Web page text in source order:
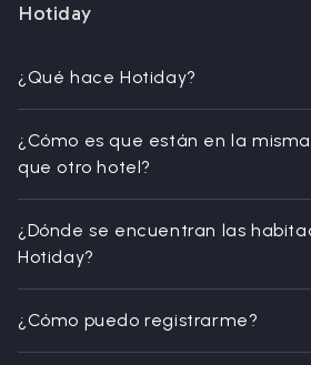
Hotiday
¿Qué hace Hotiday?
¿Cómo es que están en la
que otro hotel?
¿Dónde se encuentran las
Hotiday?
¿Cómo puedo registrarme?